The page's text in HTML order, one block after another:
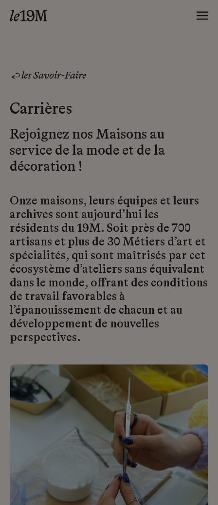
les Savoir-Faire
Carrières
Rejoignez nos Maisons au
service de la mode et de la
décoration !
Onze maisons, leurs équipes et leurs
archives sont aujourd’hui les
résidents du 19M. Soit près de 700
artisans et plus de 30 Métiers d’art et
spécialités, qui sont maîtrisés par cet
écosystème d’ateliers sans équivalent
dans le monde, offrant des conditions
de travail favorables à
l’épanouissement de chacun et au
développement de nouvelles
perspectives.